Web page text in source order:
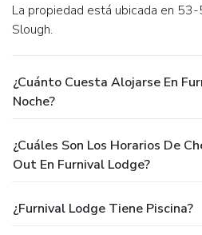
La propiedad está ubicada en 53-55 Furnival Avenue en
Slough.
¿Cuánto Cuesta Alojarse En
Noche?
¿Cuáles Son Los Horarios De
Out En Furnival Lodge?
¿Furnival Lodge Tiene Piscina?